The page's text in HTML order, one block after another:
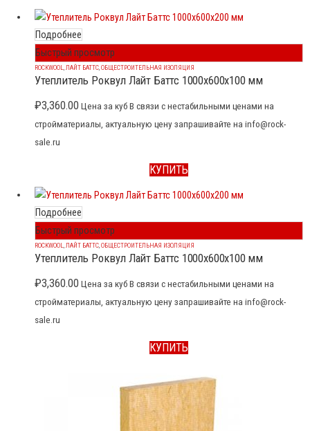
Подробнее
Быстрый просмотр
ROCKWOOL ЛАЙТ БАТТС ОБЩЕСТРОИТЕЛЬНАЯ ИЗОЛЯЦИЯ
Утеплитель Роквул Лайт Баттс 1000x600x100 мм
₽3,360.00 Цена за куб В связи с нестабильными ценами на
стройматериалы, актуальную цену запрашивайте на info@rock-
sale.ru
КУПИТЬ
Подробнее
Быстрый просмотр
ROCKWOOL ЛАЙТ БАТТС ОБЩЕСТРОИТЕЛЬНАЯ ИЗОЛЯЦИЯ
Утеплитель Роквул Лайт Баттс 1000x600x100 мм
₽3,360.00 Цена за куб В связи с нестабильными ценами на
стройматериалы, актуальную цену запрашивайте на info@rock-
sale.ru
КУПИТЬ